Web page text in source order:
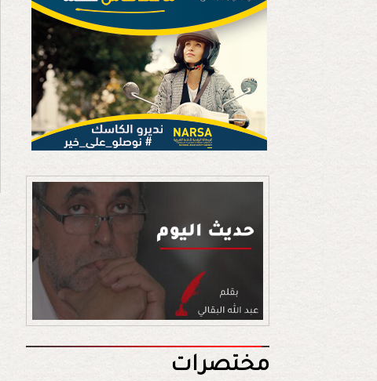
مختصرات